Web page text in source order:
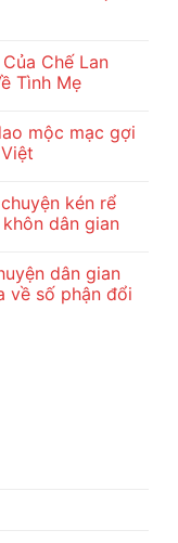
Chế Lan
Tình Mẹ
mộc mạc gợi
kén rể
dân gian
dân gian
về số phận đổi